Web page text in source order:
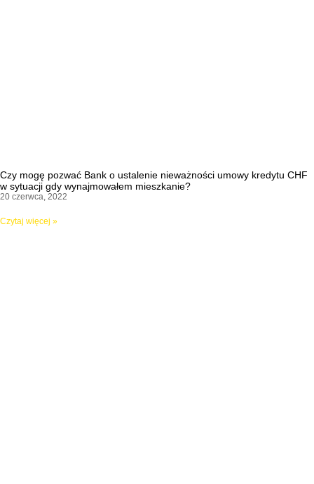
Czy mogę pozwać Bank o ustalenie nieważności umowy kredytu CHF
w sytuacji gdy wynajmowałem mieszkanie?
20 czerwca, 2022
Czytaj więcej »